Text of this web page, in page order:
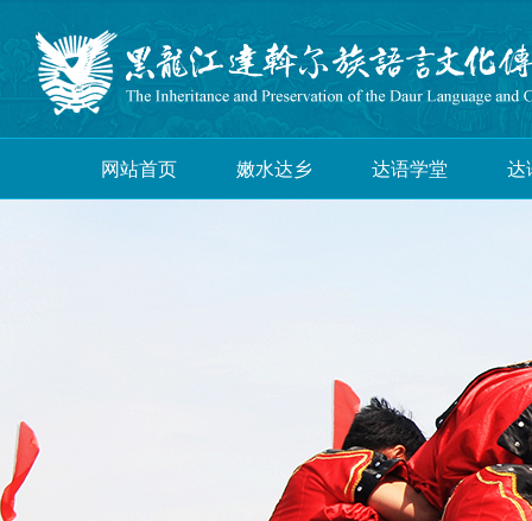
网站首页 嫩水达乡 达语学堂 达